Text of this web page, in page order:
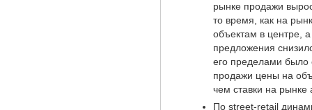
рынке продажи
то время, как на
объектам в центре,
предложения
его пределами было
продажи цены на
чем ставки на рынке
По street-retail